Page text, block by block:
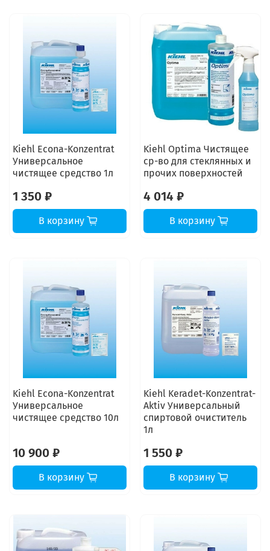
Kiehl Econa-Konzentrat
Универсальное
чистящее средство 1л
1 350 ₽
В корзину
Kiehl Optima Чистящее
ср-во для стеклянных и
прочих поверхностей
4 014 ₽
В корзину
Kiehl Econa-Konzentrat
Универсальное
чистящее средство 10л
10 900 ₽
В корзину
Kiehl Keradet-Konzentrat-
Aktiv Универсальный
спиртовой очиститель
1л
1 550 ₽
В корзину